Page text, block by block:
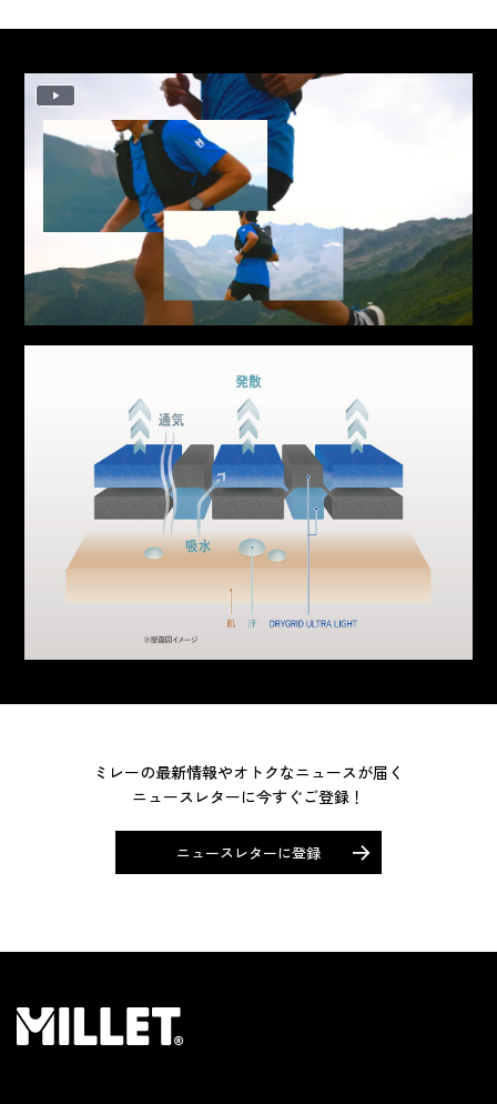
Play
ミレーの最新情報やオトクなニュースが届く
ニュースレターに今すぐご登録！
ニュースレターに登録